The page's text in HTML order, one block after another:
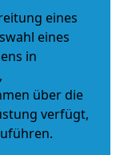
eines
eines
in
über die
verfügt,